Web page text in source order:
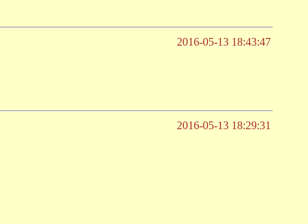
2016-05-13 18:43:47
2016-05-13 18:29:31